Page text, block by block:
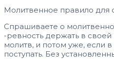
Молитвенное правило для
Спрашиваете о
-ревность держать в
молитв, и потом уже, если
поступать. Без